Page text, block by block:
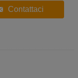
Contattaci